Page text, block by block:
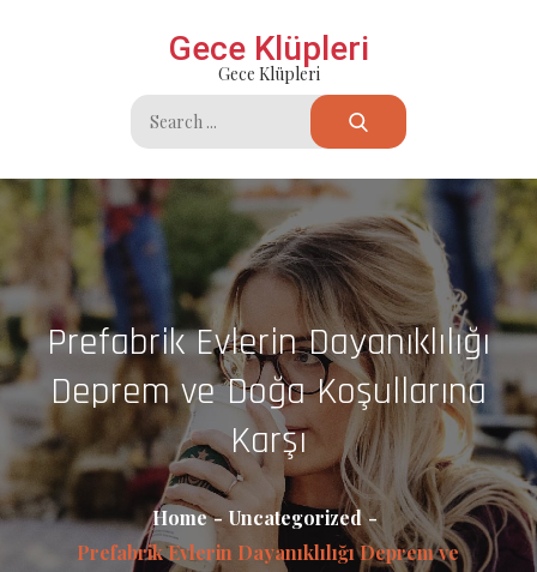
Gece Klüpleri
Gece Klüpleri
Search
for:
Prefabrik Evlerin Dayanıklılığı
Deprem ve Doğa Koşullarına
Karşı
Home
Uncategorized
Prefabrik Evlerin Dayanıklılığı Deprem ve